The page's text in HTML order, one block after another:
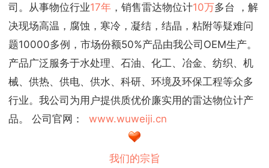
司。从事物位行业17年 ，销售雷达物位计10万多台 ，解
决现场高温，腐蚀，寒冷，凝结，结晶，粘附等疑难问
题10000多例，市场份额50%产品由我公司OEM生产。
产品广泛服务于水处理、石油、化工、冶金、纺织、机
械、供热、供电、供水、科研、环境及环保工程等众多
行业。我公司为用户提供质优价廉实用的雷达物位计产
品。 公司官网： www.wuweiji.cn
我们的宗旨